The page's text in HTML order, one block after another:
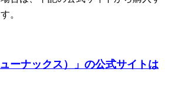
。
ーナックス）」の公式サイトは